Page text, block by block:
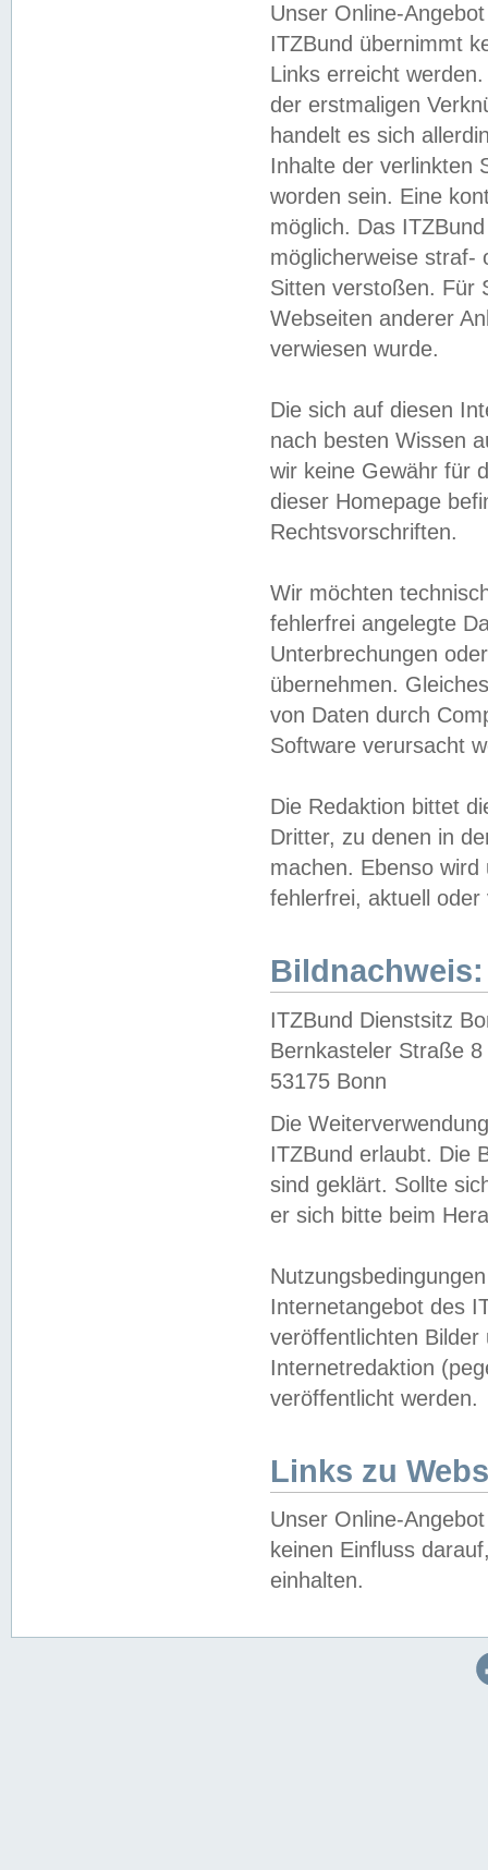
Unser Online-
ITZBund übernimmt
Links erreicht
der erstmaligen
handelt es sich
Inhalte der verlinkten
worden sein. Eine
möglich. Das
möglicherweise straf-
Sitten verstoßen. Für
Webseiten anderer
verwiesen wurde.
Die sich auf diesen
nach besten Wissen
wir keine Gewähr für
dieser Homepage
Rechtsvorschriften.
Wir möchten
fehlerfrei angelegte
Unterbrechungen
übernehmen.
von Daten durch
Software verursacht
Die Redaktion bittet
Dritter, zu denen in
machen. Ebenso
fehlerfrei, aktuell oder
Bildnachweis:
ITZBund Dienstsitz
Bernkasteler Straße 8
53175 Bonn
Die
ITZBund erlaubt. Die
sind geklärt. Sollte
er sich bitte beim
Internetangebot des
veröffentlichten
Internetredaktion
veröffentlicht werden.
Links zu
Unser Online-
keinen Einfluss
einhalten.